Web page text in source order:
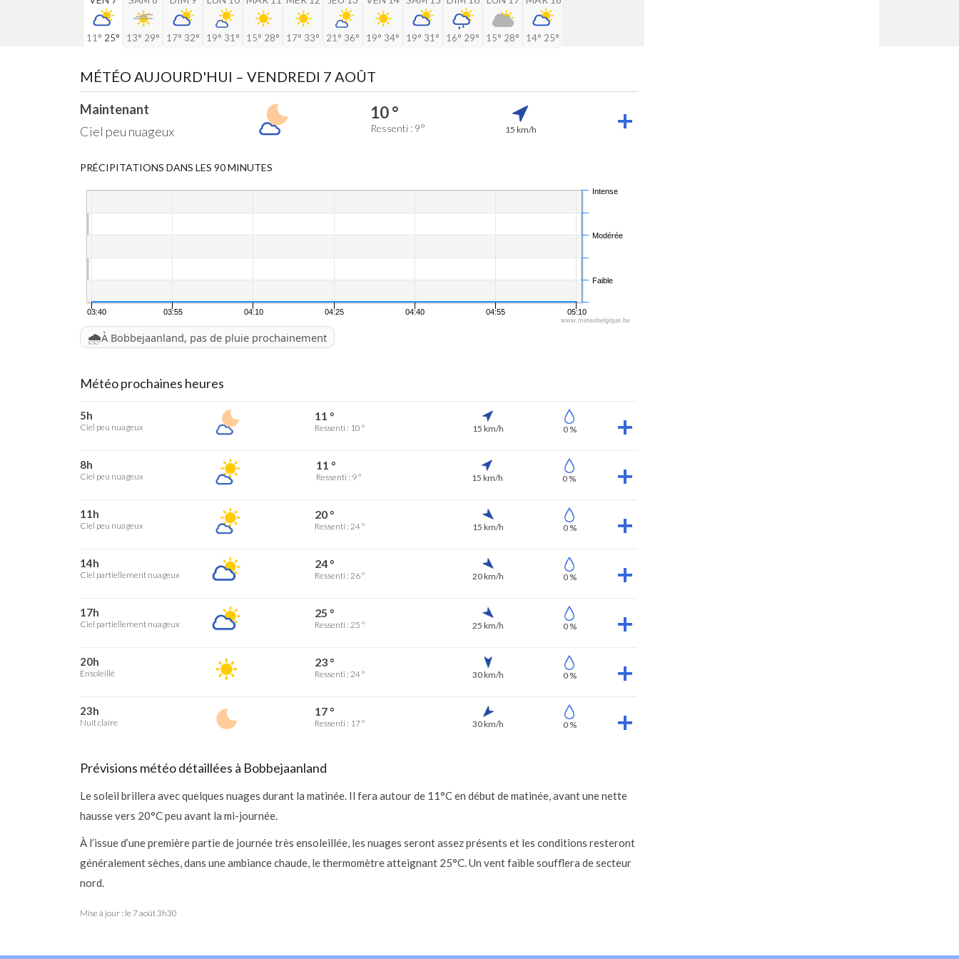
11° 25° 13° 29° 17° 32° 19° 31° 15° 28° 17° 33° 21° 36° 19° 34° 19° 31° 16° 29° 15° 28° 14° 25°
MÉTÉO AUJOURD'HUI – VENDREDI 7 AOÛT
Maintenant
Ciel peu nuageux
10 °
Ressenti : 9° 15 km/h
PRÉCIPITATIONS DANS LES 90 MINUTES
03:40 03:55 04:10 04:25 04:40 04:55 05:10
Faible
Modérée
Intense
www.meteobelgique.be
🌧️À Bobbejaanland, pas de pluie prochainement
Météo prochaines heures
5h
Ciel peu nuageux
11 °
Ressenti : 10 ° 15 km/h 0 %
8h
Ciel peu nuageux
11 °
Ressenti : 9 ° 15 km/h 0 %
11h
Ciel peu nuageux
20 °
Ressenti : 24 ° 15 km/h 0 %
14h
Ciel partiellement nuageux
24 °
Ressenti : 26 ° 20 km/h 0 %
17h
Ciel partiellement nuageux
25 °
Ressenti : 25 ° 25 km/h 0 %
20h
Ensoleillé
23 °
Ressenti : 24 ° 30 km/h 0 %
23h
Nuit claire
17 °
Ressenti : 17 ° 30 km/h 0 %
Prévisions météo détaillées à Bobbejaanland
Le soleil brillera avec quelques nuages durant la matinée. Il fera autour de 11°C en début de matinée, avant une nette
hausse vers 20°C peu avant la mi-journée.
À l’issue d’une première partie de journée très ensoleillée, les nuages seront assez présents et les conditions resteront
généralement sèches, dans une ambiance chaude, le thermomètre atteignant 25°C. Un vent faible soufflera de secteur
nord.
Mise à jour : le 7 août 3h30